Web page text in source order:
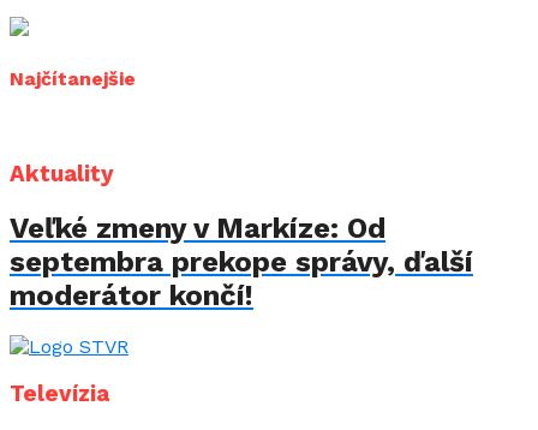
Najčítanejšie
Aktuality
Veľké zmeny v Markíze: Od
septembra prekope správy, ďalší
moderátor končí!
Televízia